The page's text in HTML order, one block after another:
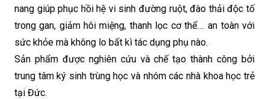
nang giúp phục hồi hệ vi sinh đường ruột, đào thải độc tố
trong gan, giảm hôi miệng, thanh lọc cơ thể…. an toàn với
sức khỏe mà không lo bất kì tác dụng phụ nào.
Sản phẩm được nghiên cứu và chế tạo thành công bởi
trung tâm ký sinh trùng học và nhóm các nhà khoa học trẻ
tại Đức.